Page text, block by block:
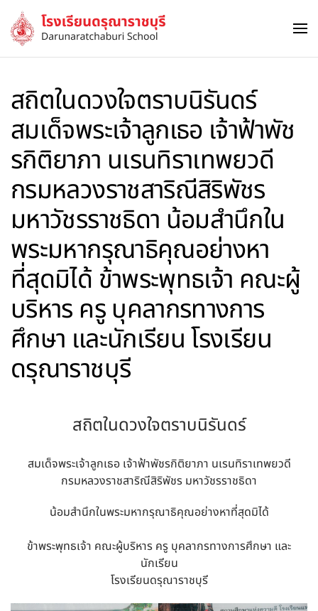
Skip to main content
สถิตในดวงใจตราบนิรันดร์
สมเด็จพระเจ้าลูกเธอ เจ้าฟ้าพัช
รกิติยาภา นเรนทิราเทพยวดี
กรมหลวงราชสาริณีสิริพัชร
มหาวัชรราชธิดา น้อมสำนึกใน
พระมหากรุณาธิคุณอย่างหา
ที่สุดมิได้ ข้าพระพุทธเจ้า คณะผู้
บริหาร ครู บุคลากรทางการ
ศึกษา และนักเรียน โรงเรียน
ดรุณาราชบุรี
สถิตในดวงใจตราบนิรันดร์
สมเด็จพระเจ้าลูกเธอ เจ้าฟ้าพัชรกิติยาภา นเรนทิราเทพยวดี
กรมหลวงราชสาริณีสิริพัชร มหาวัชรราชธิดา
น้อมสำนึกในพระมหากรุณาธิคุณอย่างหาที่สุดมิได้
ข้าพระพุทธเจ้า คณะผู้บริหาร ครู บุคลากรทางการศึกษา และ
นักเรียน
โรงเรียนดรุณาราชบุรี